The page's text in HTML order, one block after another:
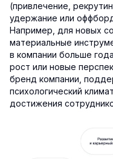
(привлечение,
удержание или
Например, для новых
материальные
в компании больше
рост или новые
бренд компании,
психологический
достижения